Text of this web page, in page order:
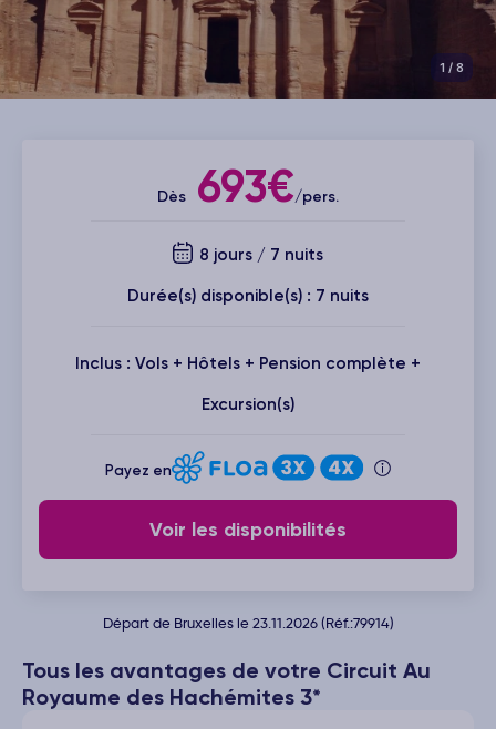
1 / 8
Tous les avantages de votre Circuit Au
Royaume des Hachémites 3*
Dès 693€/pers.
8 jours / 7 nuits
Durée(s) disponible(s) : 7 nuits
Inclus : Vols + Hôtels + Pension complète +
Excursion(s)
Payez en
Voir les disponibilités
Départ de Bruxelles le 23.11.2026 (Réf.:79914)